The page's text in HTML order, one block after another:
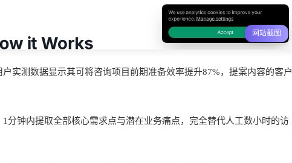
网站截图
实测数据显示其可将咨询项目前期准备效率提升87%，提案内容的客户
分钟内提取全部核心需求点与潜在业务痛点，完全替代人工数小时的访